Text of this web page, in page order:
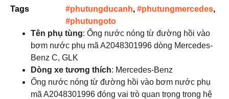
Tags
#phutungducanh, #phutungmercedes,
#phutungoto
Tên phụ tùng: Ống nước nóng từ đường hồi vào
bơm nước phụ mã A2048301996 dòng Mercedes-
Benz C, GLK
Dòng xe tương thích: Mercedes-Benz
Ống nước nóng từ đường hồi vào bơm nước phụ
mã A2048301996 đóng vai trò quan trọng trong hệ